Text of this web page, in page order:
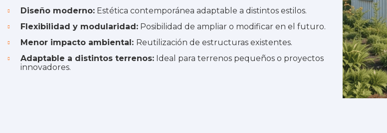
Diseño moderno: Estética contemporánea adaptable a distintos estilos.
Flexibilidad y modularidad: Posibilidad de ampliar o modificar en el futuro.
Menor impacto ambiental: Reutilización de estructuras existentes.
Adaptable a distintos terrenos: Ideal para terrenos pequeños o proyectos
innovadores.